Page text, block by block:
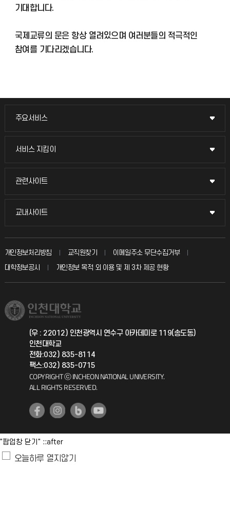
기대합니다.
국제교류의 문은 항상 열려있으며 여러분들의 적극적인
참여를 기다리겠습니다.
주요서비스
주요서비스
교무회의방송
입학안내
취업정보(학생)
서비스 지킴이
서비스 지킴이
묻고 답하기
칭찬마당
학생서비스 지킴이
관련사이트
관련사이트
국방헬프콜
총동문회
교내사이트
교내사이트
교수회
교육혁신본부
국제지원과
공자아카데미
기초교육원
사회봉사센터
개인정보처리방침 교직원찾기
이메일주소 무단수집거부
대학정보공시
개인정보 목적 외 이용 및 제 3차 제공 현황
(우 : 22012) 인천광역시 연수구 아카데미로 119(송도동)
인천대학교
전화:032) 835-8114
팩스:032) 835-0715
COPYRIGHT ⓒ INCHEON NATIONAL UNIVERSITY.
ALL RIGHTS RESERVED.
"팝업창 닫기" ::after
오늘하루 열지않기